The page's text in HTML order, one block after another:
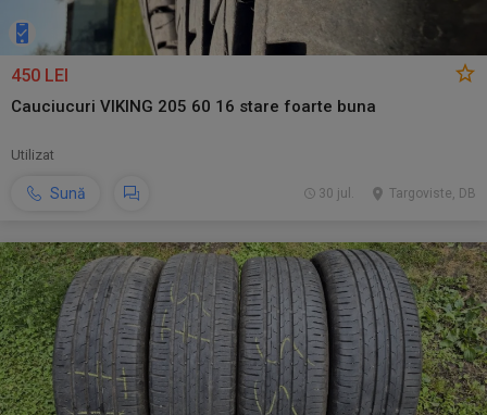
450 LEI
Cauciucuri VIKING 205 60 16 stare foarte buna
Utilizat
Sună Targoviste, DB
30 jul.